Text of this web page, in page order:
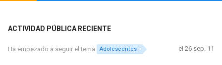
ACTIVIDAD PÚBLICA RECIENTE
Ha empezado a seguir el tema Adolescentes el 26 sep. 11